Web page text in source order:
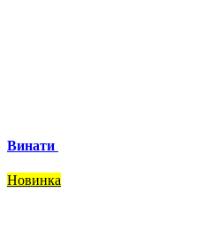
Винати
Новинка